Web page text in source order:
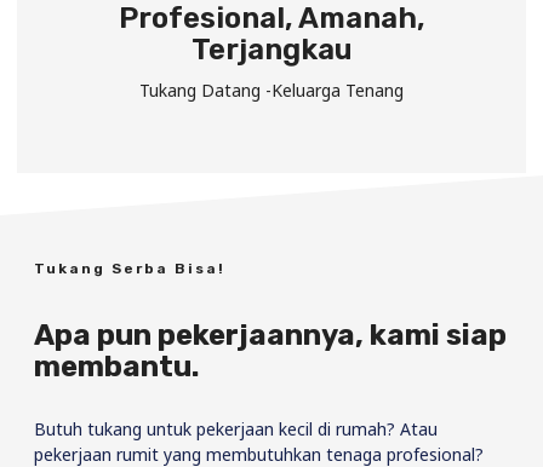
Profesional, Amanah,
Terjangkau
Tukang Datang -Keluarga Tenang
Tukang Serba Bisa!
Apa pun pekerjaannya, kami siap
membantu.
Butuh tukang untuk pekerjaan kecil di rumah? Atau
pekerjaan rumit yang membutuhkan tenaga profesional?